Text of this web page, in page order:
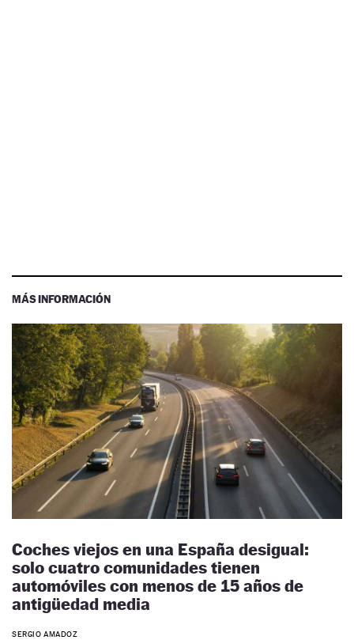
MÁS INFORMACIÓN
Coches viejos en una España desigual:
solo cuatro comunidades tienen
automóviles con menos de 15 años de
antigüedad media
SERGIO AMADOZ